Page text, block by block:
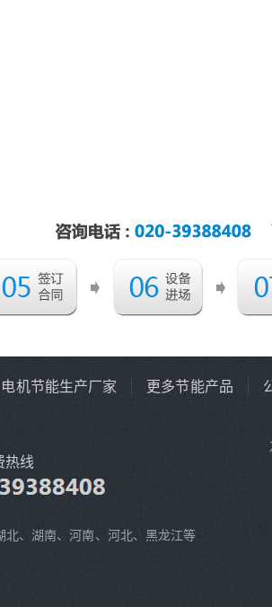
电机节能生产厂家 更多节能产品
热线
、湖南、河南、河北、黑龙江等